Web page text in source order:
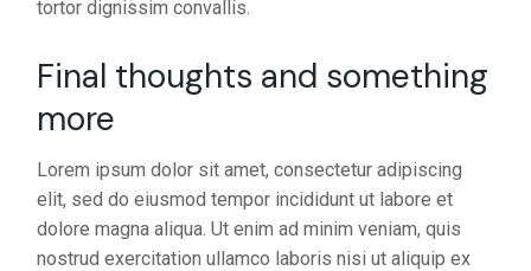
tortor dignissim convallis.
Final thoughts and something
more
Lorem ipsum dolor sit amet, consectetur adipiscing
elit, sed do eiusmod tempor incididunt ut labore et
dolore magna aliqua. Ut enim ad minim veniam, quis
nostrud exercitation ullamco laboris nisi ut aliquip ex